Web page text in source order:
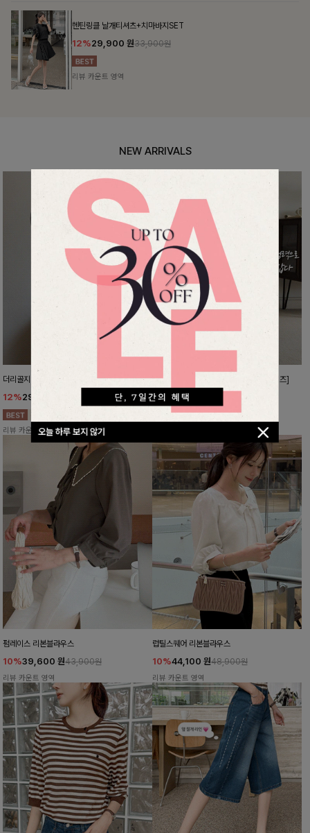
오늘 하루 보지 않기
펜밋링클 배색블라우스
10%36,000 원39,900원
리뷰 카운트 영역
NEW ARRIVALS
더리골지 카라니트
12%29,900
리뷰 카운트 영역
강력한편안함 와이드슬랙스[FREE,L사이즈]
10% 37,800
리뷰 카운트 영역
펌레이스 리본블라우스
10%39,600 원43,900원
리뷰 카운트 영역
럽틸스퀘어 리본블라우스
10%44,100 원48,900원
리뷰 카운트 영역